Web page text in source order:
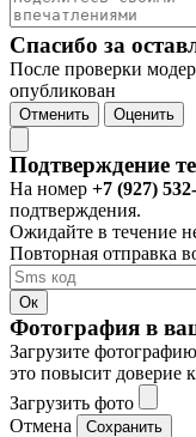
Спасибо за
После проверки
опубликован
Отменить Оценить
Подтверждение
На номер +7 (927)
подтверждения.
Ожидайте в течение
Повторная отправка
Ок
Фотография в
Загрузите
это повысит доверие
Загрузить фото
Отмена
Сохранить